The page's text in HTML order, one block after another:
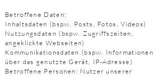
Betroffene Daten:
Inhaltsdaten (bspw. Posts, Fotos, Videos)
Nutzungsdaten (bspw. Zugriffszeiten,
angeklickte Webseiten)
Kommunikationsdaten (bspw. Informationen
über das genutzte Gerät, IP-Adresse)
Betroffene Personen: Nutzer unserer